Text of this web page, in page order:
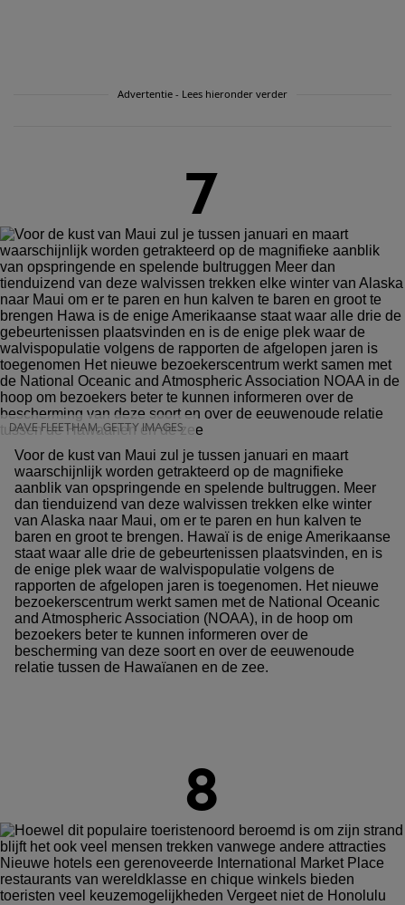
Advertentie - Lees hieronder verder
7
DAVE FLEETHAM, GETTY IMAGES
Voor de kust van Maui zul je tussen januari en maart
waarschijnlijk worden getrakteerd op de magnifieke
aanblik van opspringende en spelende bultruggen. Meer
dan tienduizend van deze walvissen trekken elke winter
van Alaska naar Maui, om er te paren en hun kalven te
baren en groot te brengen. Hawaï is de enige Amerikaanse
staat waar alle drie de gebeurtenissen plaatsvinden, en is
de enige plek waar de walvispopulatie volgens de
rapporten de afgelopen jaren is toegenomen. Het nieuwe
bezoekerscentrum werkt samen met de National Oceanic
and Atmospheric Association (NOAA), in de hoop om
bezoekers beter te kunnen informeren over de
bescherming van deze soort en over de eeuwenoude
relatie tussen de Hawaïanen en de zee.
8